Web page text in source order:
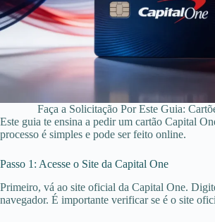
Faça a Solicitação Por Este Guia:
Este guia te ensina a pedir um cartão Capital
processo é simples e pode ser feito online.
Passo 1: Acesse o Site da Capital One
Primeiro, vá ao site oficial da Capital One.
navegador. É importante verificar se é o site